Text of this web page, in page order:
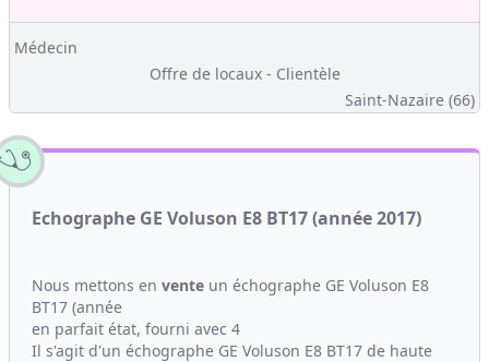
Médecin
Offre de locaux - Clientèle
Saint-Nazaire (66)
Echographe GE Voluson E8 BT17 (année 2017)
Nous mettons en vente un échographe GE Voluson E8
BT17 (année
en parfait état, fourni avec 4
Il s'agit d'un échographe GE Voluson E8 BT17 de haute